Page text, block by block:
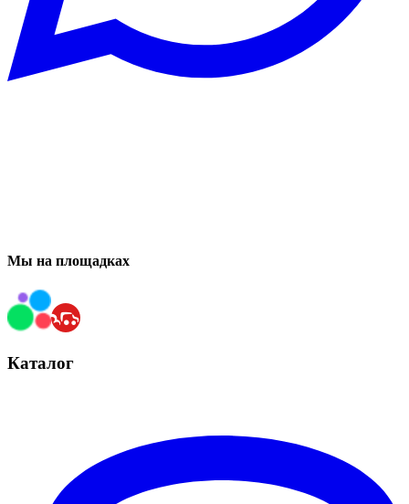
Мы на площадках
Каталог